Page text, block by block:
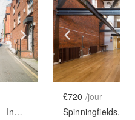
Show next slide
Dale Street, Manchester - Industrial Event Space
Show
£720 /jour